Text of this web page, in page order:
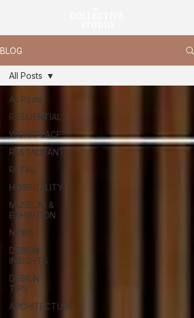
BLOG
All Posts
RESIDENTIAL
WORKPLACE
RESTAURANT
RETAIL
HOSPITALITY
MUSEUM &
EXHIBITION
NEWS
DESIGN
INSIGHTS
DESIGN
TIPS
ARCHITECTURE
All Posts